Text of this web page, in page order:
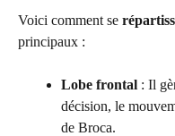
Voici comment se
principaux :
Lobe frontal : Il
décision, le
de Broca.